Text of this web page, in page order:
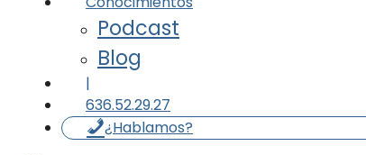
Podcast
Blog
|
636.52.29.27
¿Hablamos?